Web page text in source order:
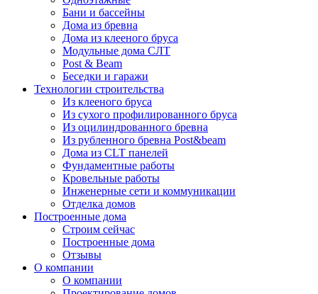
Бани и бассейны
Дома из бревна
Дома из клееного бруса
Модульные дома СЛТ
Post & Beam
Беседки и гаражи
Технологии строительства
Из клееного бруса
Из сухого профилированного бруса
Из оцилиндрованного бревна
Из рубленного бревна Post&beam
Дома из CLT панелей
Фундаментные работы
Кровельные работы
Инженерные сети и коммуникации
Отделка домов
Построенные дома
Строим сейчас
Построенные дома
Отзывы
О компании
О компании